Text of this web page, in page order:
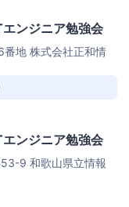
ンジニア勉強会
番地 株式会社正和情
ンジニア勉強会
9 和歌山県立情報